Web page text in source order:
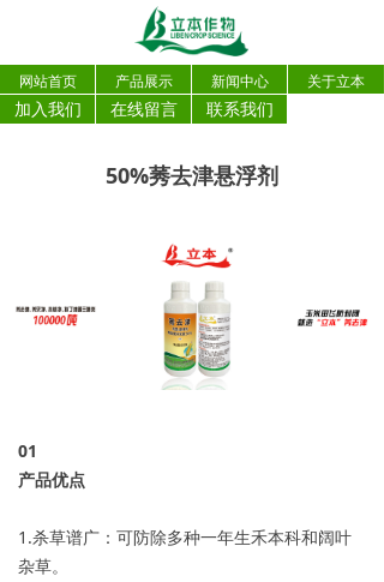
网站首页 产品展示 新闻中心 关于立本
加入我们 在线留言 联系我们
01
产品优点
1.杀草谱广：可防除多种一年生禾本科和阔叶
杂草。
50%莠去津悬浮剂